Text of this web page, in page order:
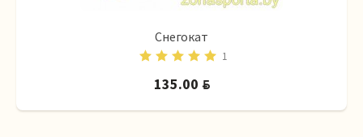
Снегокат
1
135.00 BYN